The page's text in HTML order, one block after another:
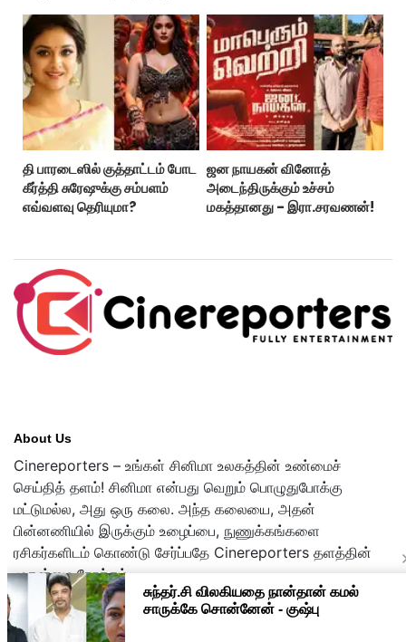
தி பாரடைஸில் குத்தாட்டம் போட
கீர்த்தி சுரேஷுக்கு சம்பளம்
எவ்வளவு தெரியுமா?
ஜன நாயகன் வினோத்
அடைந்திருக்கும் உச்சம்
மகத்தானது - இரா.சரவணன்!
About Us
Cinereporters – உங்கள் சினிமா உலகத்தின் உண்மைச்
செய்தித் தளம்! சினிமா என்பது வெறும் பொழுதுபோக்கு
மட்டுமல்ல, அது ஒரு கலை. அந்த கலையை, அதன்
பின்னணியில் இருக்கும் உழைப்பை, நுணுக்கங்களை
ரசிகர்களிடம் கொண்டு சேர்ப்பதே Cinereporters தளத்தின்
முதன்மை நோக்கம்.